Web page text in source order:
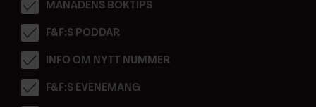
MÅNADENS BOKTIPS
F&F:S PODDAR
INFO OM NYTT NUMMER
F&F:S EVENEMANG